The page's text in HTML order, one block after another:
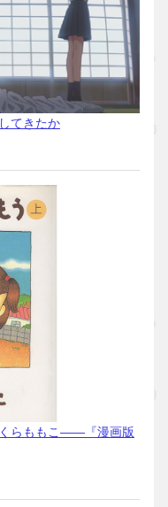
てきたか
らももこ――『漫画版